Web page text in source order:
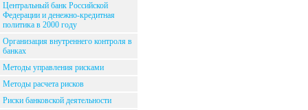
Центральный банк Российской
Федерации и денежно-кредитная
политика в 2000 году
Организация внутреннего контроля в
банках
Методы управления рисками
Методы расчета рисков
Риски банковской деятельности